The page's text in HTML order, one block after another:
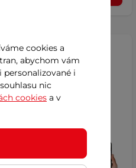
Splátky za 0%
zdarma
cookies a
abychom vám
personalizované i
nic
cookies a v